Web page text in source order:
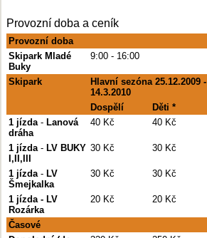
Provozní doba a ceník
Provozní doba
Skipark Mladé
Buky
9:00 - 16:00
Skipark
Hlavní sezóna 25.12.2009 -
14.3.2010
Dospělí
Děti *
1 jízda - Lanová
dráha
40 Kč 40 Kč
1 jízda- LV BUKY
I,II,III
30 Kč 30 Kč
1 jízda- LV
Šmejkalka
30 Kč 30 Kč
1 jízda - LV
Rozárka
20 Kč 20 Kč
Časové